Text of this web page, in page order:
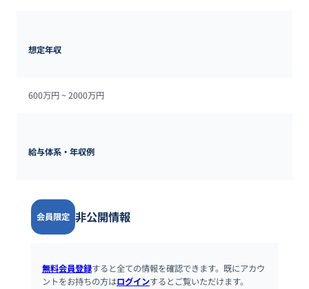
想定年収
600万円 ~ 2000万円
給与体系・年収例
会員限定 非公開情報
無料会員登録すると全ての情報を確認できます。既にアカウ
ントをお持ちの方はログインするとご覧いただけます。